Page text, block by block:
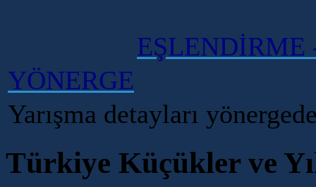
EŞLENDİRME
YÖNERGE
Yarışma detayları
Türkiye Küçükler ve